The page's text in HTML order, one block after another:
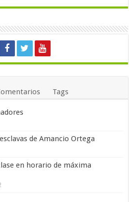
Tags
de Amancio Ortega
en horario de máxima